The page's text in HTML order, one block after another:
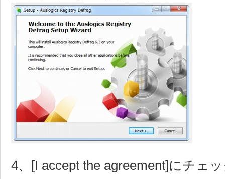
4、[I accept the agreement]にチェ